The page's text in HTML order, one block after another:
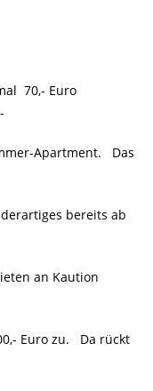
70,- Euro
Apartment. Das
bereits ab
an Kaution
Euro zu. Da rückt